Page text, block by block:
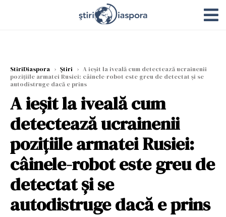
StiriDiaspora › Știri › A ieșit la iveală cum detectează ucrainenii
pozițiile armatei Rusiei: câinele-robot este greu de detectat și se
autodistruge dacă e prins
A ieșit la iveală cum
detectează ucrainenii
pozițiile armatei Rusiei:
câinele-robot este greu de
detectat și se
autodistruge dacă e prins